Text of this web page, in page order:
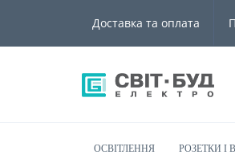
Доставка та оплата
ОСВІТЛЕННЯ РОЗЕТКИ І